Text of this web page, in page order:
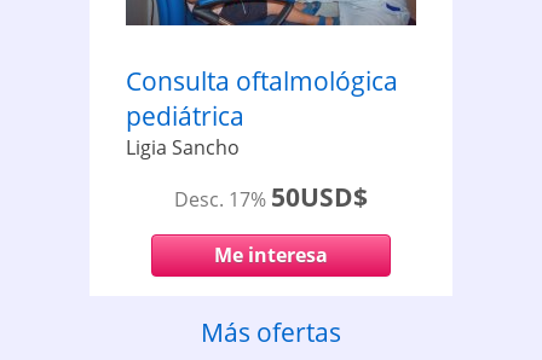
Consulta oftalmológica
pediátrica
Ligia Sancho
Desc. 17% 50USD$
Me interesa
Más ofertas